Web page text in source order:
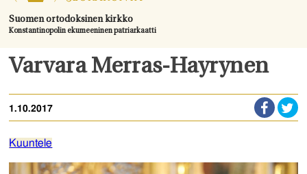
Suomen ortodoksinen kirkko
Konstantinopolin ekumeeninen patriarkaatti
Juhlat & toimitukset
Kirkot
Tule mukaan
Hautausmaa
Yhteystiedot
Varvara Merras-Hayrynen
1.10.2017
Kuuntele